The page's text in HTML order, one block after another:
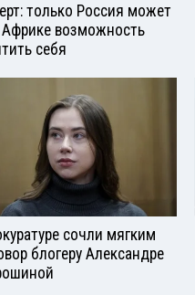
только Россия может
Африке возможность
себя
сочли мягким
блогеру Александре